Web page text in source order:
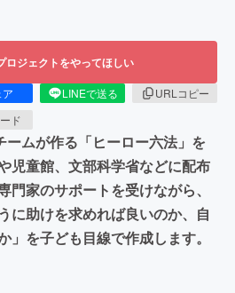
ロジェクトをやってほしい
LINEで送る
URLコピー
ド
ムが作る「ヒーロー六法」を
児童館、文部科学省などに配布
門家のサポートを受けながら、
に助けを求めれば良いのか、自
」を子ども目線で作成します。